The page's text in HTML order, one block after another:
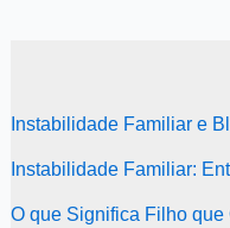
Instabilidade Familiar e
Instabilidade Familiar:
O que Significa Filho